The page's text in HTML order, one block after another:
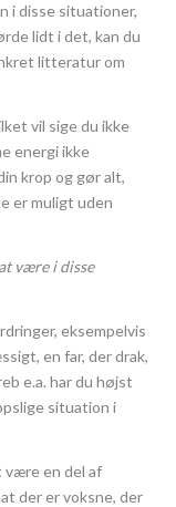
i disse situationer,
lidt i det, kan du
litteratur om
vil sige du ikke
energi ikke
krop og gør alt,
er muligt uden
være i disse
eksempelvis
en far, der drak,
e.a. har du højst
situation i
være en del af
der er voksne, der